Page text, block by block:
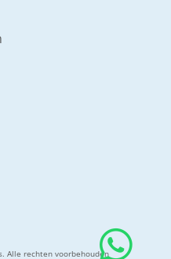
Alle rechten voorbehouden